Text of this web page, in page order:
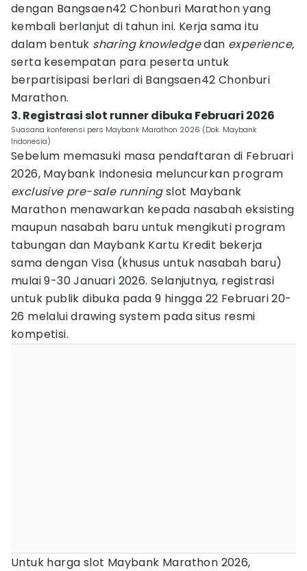
dengan Bangsaen42 Chonburi Marathon yang
kembali berlanjut di tahun ini. Kerja sama itu
dalam bentuk sharing knowledgedan experience,
serta kesempatan para peserta untuk
berpartisipasi berlari di Bangsaen42 Chonburi
Marathon.
3. Registrasi slot runner dibuka Februari 2026
Suasana konferensi pers Maybank Marathon 2026 (Dok. Maybank
Indonesia)
Sebelum memasuki masa pendaftaran di Februari
2026, Maybank Indonesia meluncurkan program
exclusive pre-sale runningslot Maybank
Marathon menawarkan kepada nasabah eksisting
maupun nasabah baru untuk mengikuti program
tabungan dan Maybank Kartu Kredit bekerja
sama dengan Visa (khusus untuk nasabah baru)
mulai 9-30 Januari 2026. Selanjutnya, registrasi
untuk publik dibuka pada 9 hingga 22 Februari 20-
26 melalui drawing system pada situs resmi
kompetisi.
Untuk harga slot Maybank Marathon 2026,